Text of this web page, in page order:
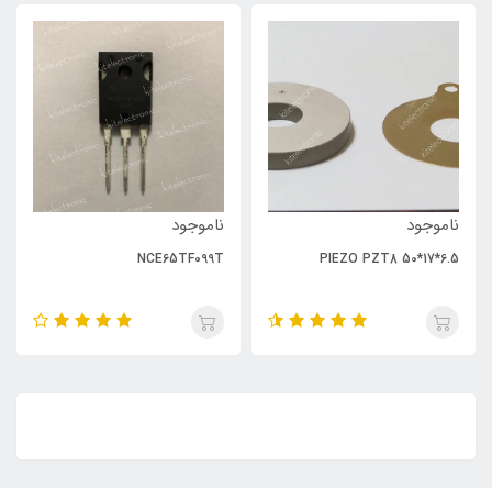
ناموجود
PIEZO PZT8 50*17*6.5
ناموجود
NCE65TF099T